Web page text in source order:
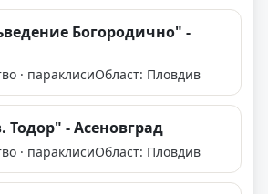
Богородично" -
· параклисиОбласт: Пловдив
Тодор" - Асеновград
· параклисиОбласт: Пловдив